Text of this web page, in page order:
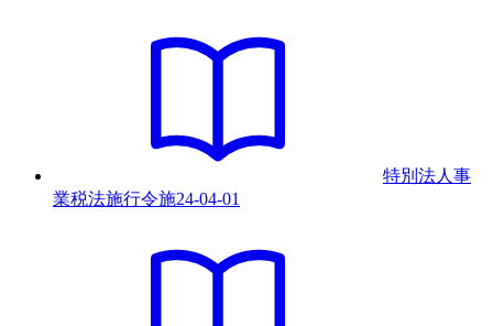
特別法人事
業税法施行令施24-04-01